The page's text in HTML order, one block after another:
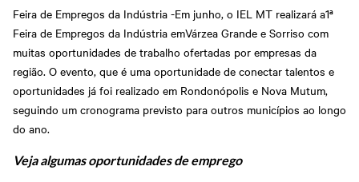
Feira de Empregos da Indústria -Em junho, o IEL MT realizará a1ª
Feira de Empregos da Indústria emVárzea Grande e Sorriso com
muitas oportunidades de trabalho ofertadas por empresas da
região. O evento, que é uma oportunidade de conectar talentos e
oportunidades já foi realizado em Rondonópolis e Nova Mutum,
seguindo um cronograma previsto para outros municípios ao longo
do ano.
Veja algumas oportunidades de emprego